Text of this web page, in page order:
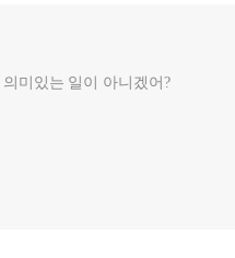
미있는 일이 아니겠어?